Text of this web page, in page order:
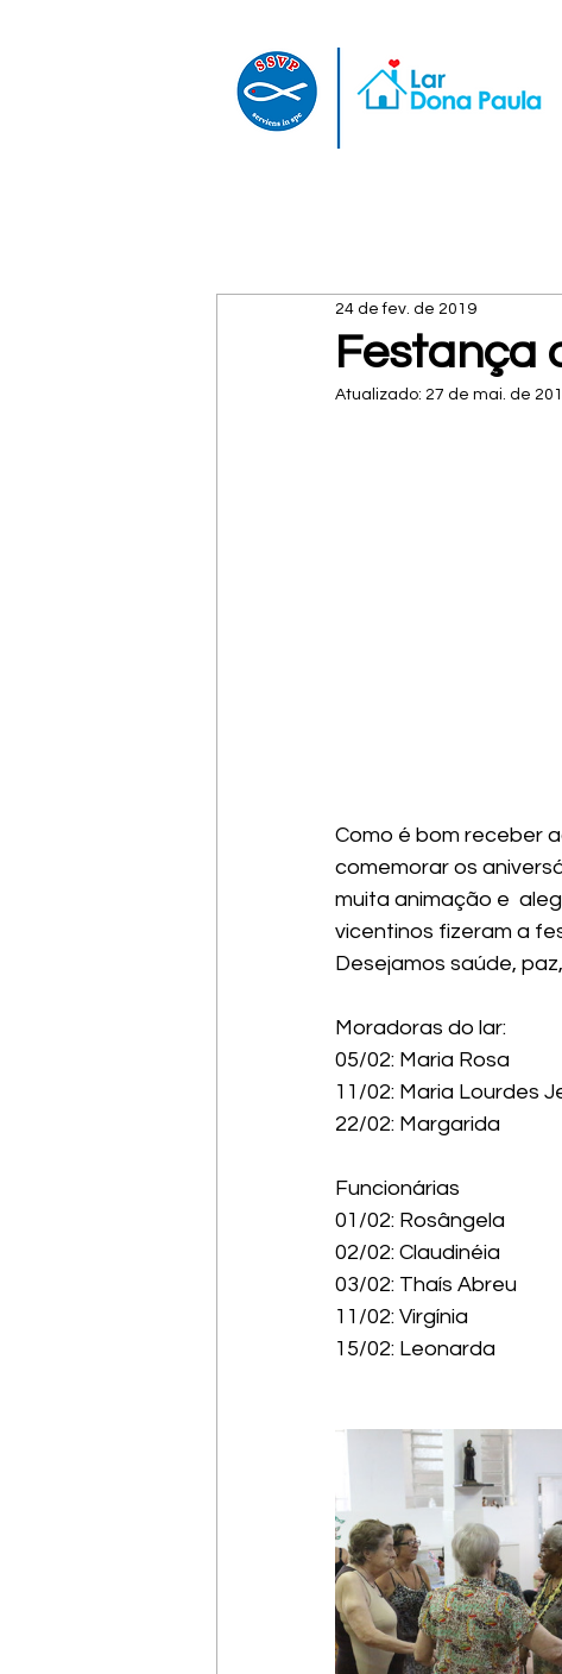
Festança
24 de fev. de 2019
Atualizado: 27 de mai. de
Como é bom receber
comemorar os
muita animação e
vicentinos fizeram a
Desejamos saúde,
Moradoras do lar:
05/02: Maria Rosa
11/02: Maria Lourdes
22/02: Margarida
Funcionárias
01/02: Rosângela
02/02: Claudinéia
03/02: Thaís Abreu
11/02: Virgínia
15/02: Leonarda